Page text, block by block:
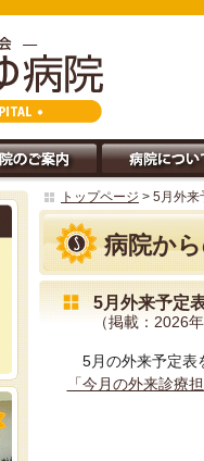
トップページ > 5月外来
病院か
5月外来予定
（掲載：2026
5月の外来予定表
「今月の外来診療